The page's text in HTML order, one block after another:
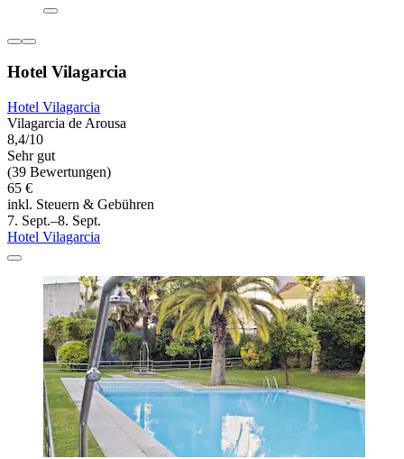
Hotel Vilagarcia
Hotel Vilagarcia
Vilagarcia de Arousa
8,4/10
Sehr gut
(39 Bewertungen)
65 €
inkl. Steuern & Gebühren
7. Sept.–8. Sept.
Hotel Vilagarcia